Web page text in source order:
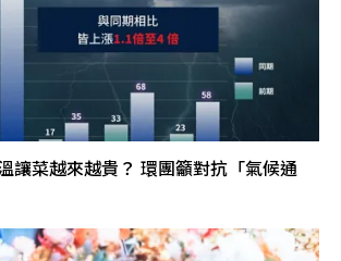
讓菜越來越貴？ 環團籲對抗「氣候通